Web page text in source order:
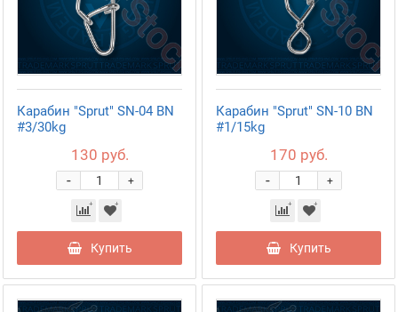
Карабин "Sprut" SN-04 BN
#3/30kg
130 руб.
+
-
Купить
Карабин "Sprut" SN-10 BN
#1/15kg
170 руб.
+
-
Купить